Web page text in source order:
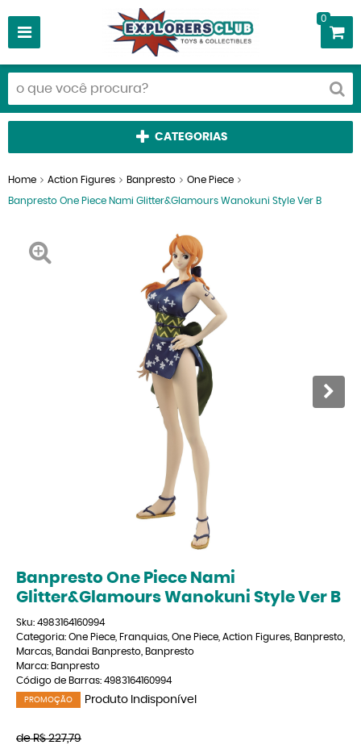
0
CATEGORIAS
Home Action Figures Banpresto One Piece
Banpresto One Piece Nami Glitter&Glamours Wanokuni Style Ver B
Banpresto One Piece Nami
Glitter&Glamours Wanokuni Style Ver B
Sku: 4983164160994
Categoria: One Piece Franquias One Piece Action Figures Banpresto
Marcas Bandai Banpresto Banpresto
Marca: Banpresto
Código de Barras: 4983164160994
PROMOÇÃO Produto Indisponível
de R$ 227,79